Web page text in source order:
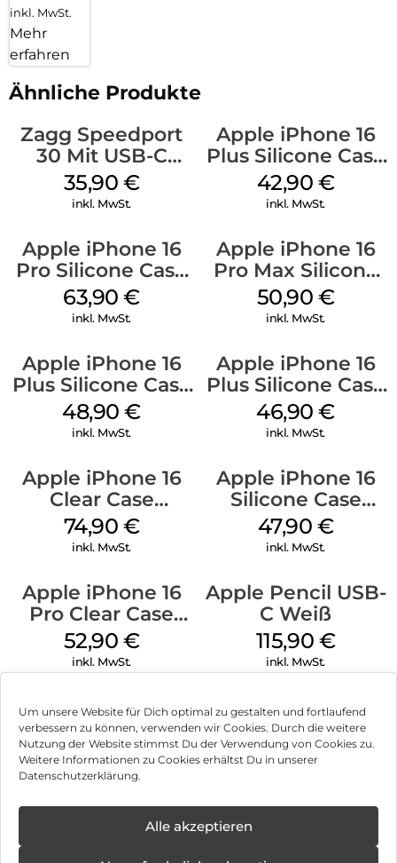
Um unsere Website für Dich optimal zu gestalten und fortlaufend
verbessern zu können, verwenden wir Cookies. Durch die weitere
Nutzung der Website stimmst Du der Verwendung von Cookies zu.
Weitere Informationen zu Cookies erhältst Du in unserer
Datenschutzerklärung.
Alle akzeptieren
inkl. MwSt.
Mehr
erfahren
Ähnliche Produkte
Zagg Speedport
30 Mit USB-C
Kabel Weiß
35,90 €
inkl. MwSt.
Apple iPhone 16
Plus Silicone Case
MagSafe Plum
42,90 €
inkl. MwSt.
Apple iPhone 16
Pro Silicone Case
MagSafe Denim
63,90€
inkl. MwSt.
Apple iPhone 16
Pro Max Silicone
Case MagSafe
Denim
50,90 €
inkl. MwSt.
Apple iPhone 16
Plus Silicone Case
MagSafe Denim
48,90€
inkl. MwSt.
Apple iPhone 16
Plus Silicone Case
MagSafe Stone
Gray
46,90€
inkl. MwSt.
Apple iPhone 16
Clear Case
MagSafe
Transparent
74,90 €
inkl. MwSt.
Apple iPhone 16
Silicone Case
MagSafe Fuchsia
47,90 €
inkl. MwSt.
Apple iPhone 16
Pro Clear Case
MagSafe
Transparent
52,90 €
inkl. MwSt.
Apple Pencil USB-
C Weiß
115,90 €
inkl. MwSt.
Impressum